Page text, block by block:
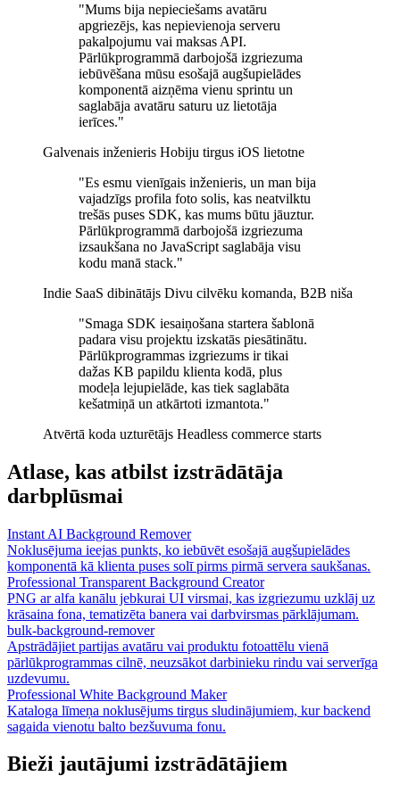
"Mums bija nepieciešams avatāru
apgriezējs, kas nepievienoja serveru
pakalpojumu vai maksas API.
Pārlūkprogrammā darbojošā izgriezuma
iebūvēšana mūsu esošajā augšupielādes
komponentā aizņēma vienu sprintu un
saglabāja avatāru saturu uz lietotāja
ierīces."
Galvenais inženieris Hobiju tirgus iOS lietotne
"Es esmu vienīgais inženieris, un man bija
vajadzīgs profila foto solis, kas neatvilktu
trešās puses SDK, kas mums būtu jāuztur.
Pārlūkprogrammā darbojošā izgriezuma
izsaukšana no JavaScript saglabāja visu
kodu manā stack."
Indie SaaS dibinātājs Divu cilvēku komanda, B2B niša
"Smaga SDK iesaiņošana startera šablonā
padara visu projektu izskatās piesātinātu.
Pārlūkprogrammas izgriezums ir tikai
dažas KB papildu klienta kodā, plus
modeļa lejupielāde, kas tiek saglabāta
kešatmiņā un atkārtoti izmantota."
Atvērtā koda uzturētājs Headless commerce starts
Atlase, kas atbilst izstrādātāja
darbplūsmai
Instant AI Background Remover
Noklusējuma ieejas punkts, ko iebūvēt esošajā augšupielādes
komponentā kā klienta puses solī pirms pirmā servera saukšanas.
Professional Transparent Background Creator
PNG ar alfa kanālu jebkurai UI virsmai, kas izgriezumu uzklāj uz
krāsaina fona, tematizēta banera vai darbvirsmas pārklājumam.
bulk-background-remover
Apstrādājiet partijas avatāru vai produktu fotoattēlu vienā
pārlūkprogrammas cilnē, neuzsākot darbinieku rindu vai serverīga
uzdevumu.
Professional White Background Maker
Kataloga līmeņa noklusējums tirgus sludinājumiem, kur backend
sagaida vienotu balto bezšuvuma fonu.
Bieži jautājumi izstrādātājiem